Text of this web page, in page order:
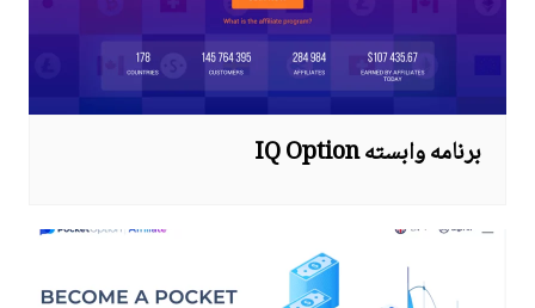
برنامه وابسته IQ Option